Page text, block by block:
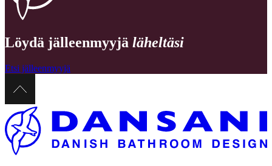
Löydä jälleenmyyjä läheltäsi
Etsi jälleenmyyjä